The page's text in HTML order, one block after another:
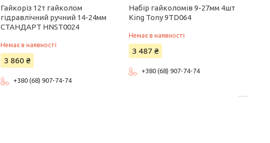
Гайкоріз 12т гайколом
гідравлічний ручний 14-24мм
СТАНДАРТ HNST0024
Немає в наявності
3 860 ₴
+380 (68) 907-74-74
Набір гайколомів 9-27мм 4шт
King Tony 9TD064
Немає в наявності
3 487 ₴
+380 (68) 907-74-74